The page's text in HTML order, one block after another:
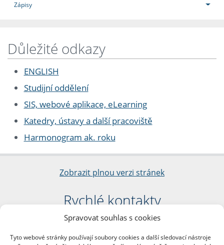
Spravovat souhlas s cookies
Tyto webové stránky používají soubory cookies a další sledovací nástroje
Zápisy
Důležité odkazy
ENGLISH
Studijní oddělení
SIS, webové aplikace, eLearning
Katedry, ústavy a další pracoviště
Harmonogram ak. roku
Zobrazit plnou verzi stránek
Rychlé kontakty
Filozofická fakulta
nám. Jana Palacha 1/2